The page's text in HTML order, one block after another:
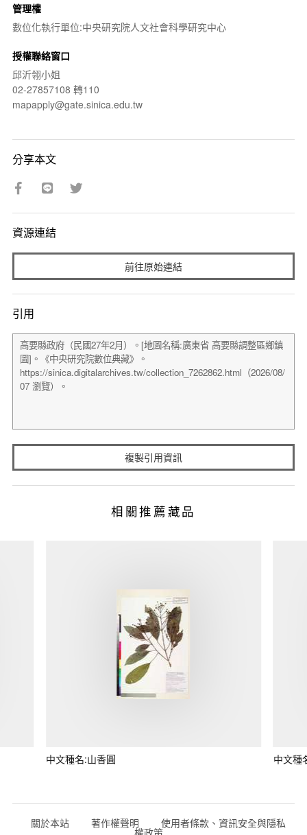
管理權
數位化執行單位:中央研究院人文社會科學研究中心
授權聯絡窗口
邱沂翎小姐
02-27857108 轉110
mapapply@gate.sinica.edu.tw
分享本文
資源連結
前往原始連結
引用
複製引用資訊
相關推薦藏品
中文種名:山香圓 中文種
關於本站 著作權聲明 使用者條款、資訊安全與隱私